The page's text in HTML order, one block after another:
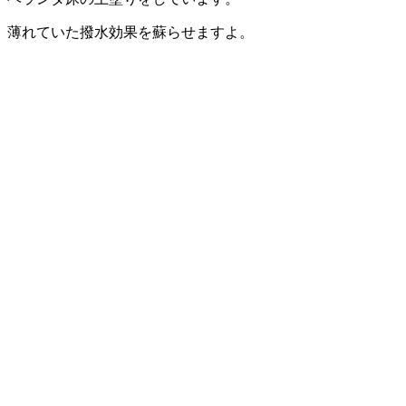
薄れていた撥水効果を蘇らせますよ。